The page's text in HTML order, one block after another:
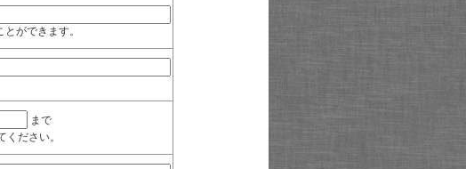
ができます。
まで
ださい。